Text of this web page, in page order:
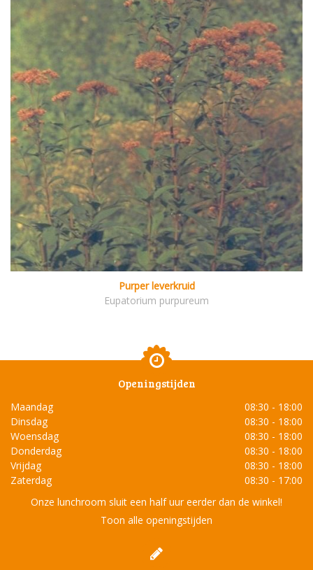
Purper leverkruid
Eupatorium purpureum
Openingstijden
Maandag
08:30 - 18:00
Dinsdag
08:30 - 18:00
Woensdag
08:30 - 18:00
Donderdag
08:30 - 18:00
Vrijdag
08:30 - 18:00
Zaterdag
08:30 - 17:00
Onze lunchroom sluit een half uur eerder dan de winkel!
Toon alle openingstijden